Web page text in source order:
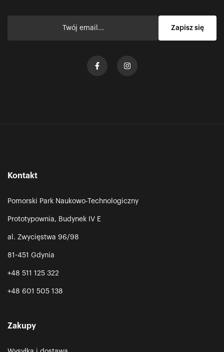
Kontakt
Pomorski Park Naukowo-Technologiczny
Prototypownia, Budynek IV E
al. Zwycięstwa 96/98
81-451 Gdynia
+48 511 125 322
+48 601 505 138
Zakupy